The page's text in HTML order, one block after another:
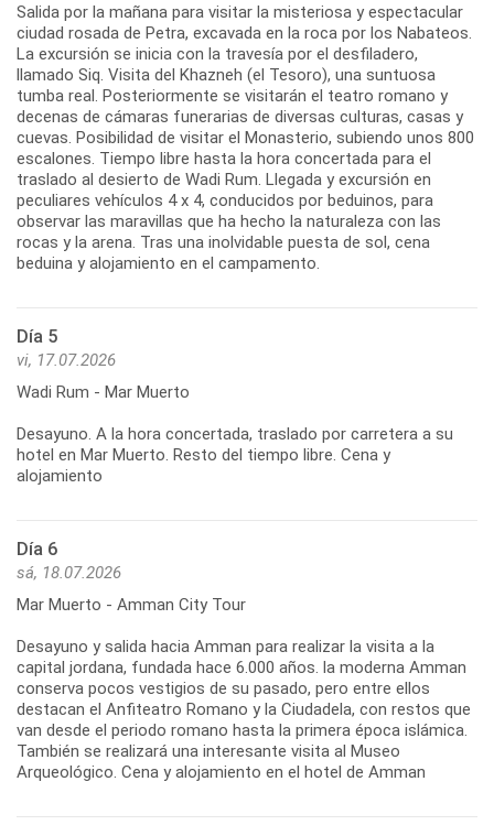
Salida por la mañana para visitar la misteriosa y espectacular
ciudad rosada de Petra, excavada en la roca por los Nabateos.
La excursión se inicia con la travesía por el desfiladero,
llamado Siq. Visita del Khazneh (el Tesoro), una suntuosa
tumba real. Posteriormente se visitarán el teatro romano y
decenas de cámaras funerarias de diversas culturas, casas y
cuevas. Posibilidad de visitar el Monasterio, subiendo unos 800
escalones. Tiempo libre hasta la hora concertada para el
traslado al desierto de Wadi Rum. Llegada y excursión en
peculiares vehículos 4 x 4, conducidos por beduinos, para
observar las maravillas que ha hecho la naturaleza con las
rocas y la arena. Tras una inolvidable puesta de sol, cena
beduina y alojamiento en el campamento.
Día 5
vi, 17.07.2026
Wadi Rum - Mar Muerto
Desayuno. A la hora concertada, traslado por carretera a su
hotel en Mar Muerto. Resto del tiempo libre. Cena y
alojamiento
Día 6
sá, 18.07.2026
Mar Muerto - Amman City Tour
Desayuno y salida hacia Amman para realizar la visita a la
capital jordana, fundada hace 6.000 años. la moderna Amman
conserva pocos vestigios de su pasado, pero entre ellos
destacan el Anfiteatro Romano y la Ciudadela, con restos que
van desde el periodo romano hasta la primera época islámica.
También se realizará una interesante visita al Museo
Arqueológico. Cena y alojamiento en el hotel de Amman